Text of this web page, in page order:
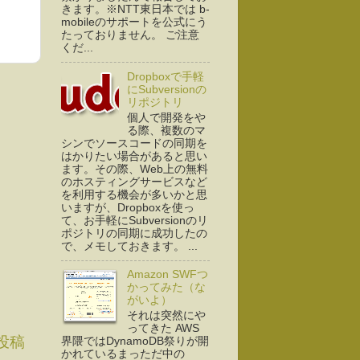
稿
きます。※NTT東日本では b-
mobileのサポートを公式にう
たっておりません。 ご注意
くだ...
Dropboxで手軽
にSubversionの
リポジトリ
個人で開発をや
る際、複数のマ
シンでソースコードの同期を
はかりたい場合があると思い
ます。その際、Web上の無料
のホスティングサービスなど
を利用する機会が多いかと思
いますが、Dropboxを使っ
て、お手軽にSubversionのリ
ポジトリの同期に成功したの
で、メモしておきます。 ...
Amazon SWFつ
かってみた（な
がいよ）
それは突然にや
ってきた AWS
界隈ではDynamoDB祭りが開
かれているまっただ中の